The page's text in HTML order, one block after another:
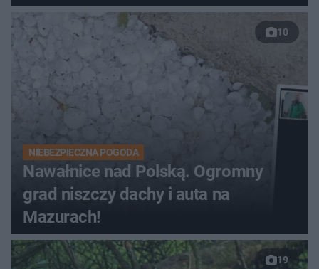
10
NIEBEZPIECZNA POGODA
Nawałnice nad Polską. Ogromny
grad niszczy dachy i auta na
Mazurach!
19